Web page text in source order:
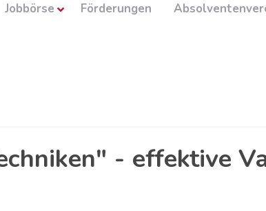
Jobbörse Förderungen
- effektive